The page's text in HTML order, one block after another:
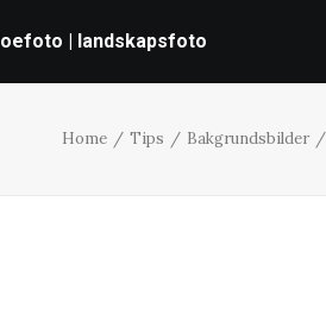
oefoto | landskapsfoto
Home Tips Bakgrundsbilder